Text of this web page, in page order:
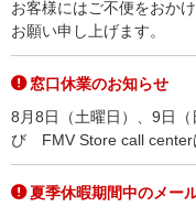
お客様にはご不便をおか
お願い申し上げます。
窓口休業のお知らせ
8月8日（土曜日）、9日
び FMV Store call center
夏季休暇期間中のメー